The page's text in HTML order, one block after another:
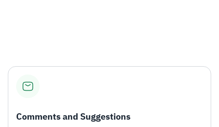
Comments and Suggestions